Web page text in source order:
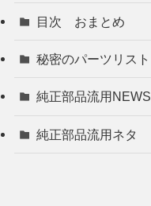
目次 おまとめ
秘密のパーツリスト
純正部品流用NEWS
純正部品流用ネタ